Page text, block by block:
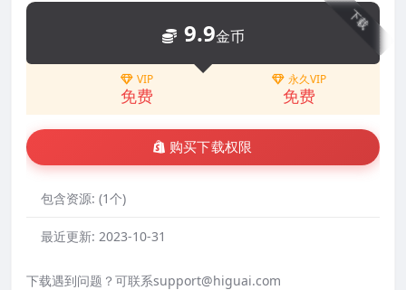
下载
9.9金币
VIP
免费
永久VIP
免费
购买下载权限
包含资源: (1个)
最近更新: 2023-10-31
下载遇到问题？可联系support@higuai.com